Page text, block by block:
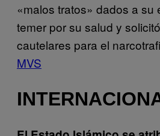
«malos tratos» dados a su
temer por su salud y
cautelares para el
MVS